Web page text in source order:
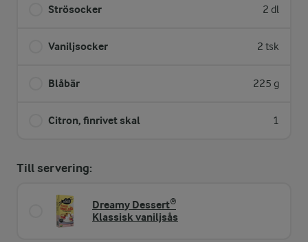
Strösocker 2 dl
Vaniljsocker 2 tsk
Blåbär 225 g
Citron, finrivet skal 1
Till servering:
Dreamy Dessert®
Klassisk vaniljsås